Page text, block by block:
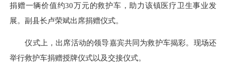
捐赠一辆价值约30万元的救护车，助力该镇医疗卫生事业发
展。副县长卢荣斌出席捐赠仪式。
仪式上，出席活动的领导嘉宾共同为救护车揭彩。现场还
举行救护车捐赠授牌仪式以及交接仪式。